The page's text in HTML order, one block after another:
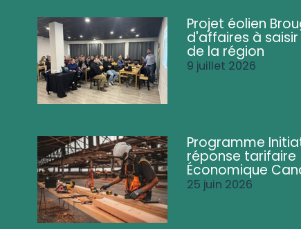
Projet éolien
d'affaires à
de la région
9 juillet 2026
Programme
réponse
Économique
25 juin 2026